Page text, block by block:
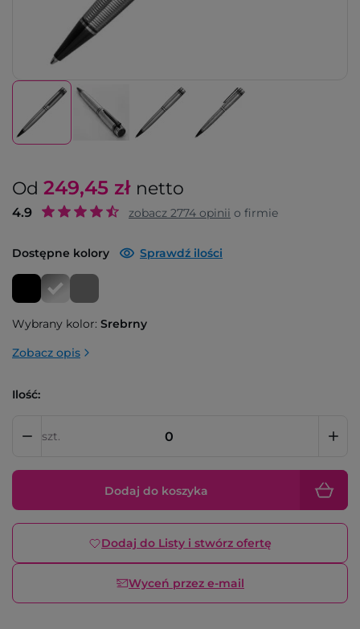
Od 249,45 zł netto
4.9 zobacz 2774 opinii o firmie
Dostępne kolory Sprawdź ilości
Wybrany kolor: Srebrny
Zobacz opis
Ilość:
szt.
Dodaj do koszyka
Dodaj do Listy i stwórz ofertę
Wyceń przez e-mail